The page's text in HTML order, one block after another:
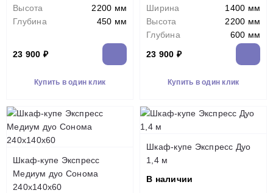
Высота
2200 мм
Глубина
450 мм
23 900 ₽
Купить в один клик
Ширина
1400 мм
Высота
2200 мм
Глубина
600 мм
23 900 ₽
Купить в один клик
Шкаф-купе Экспресс
Медиум дуо Сонома
240x140x60
Шкаф-купе Экспресс Дуо
1,4 м
В наличии